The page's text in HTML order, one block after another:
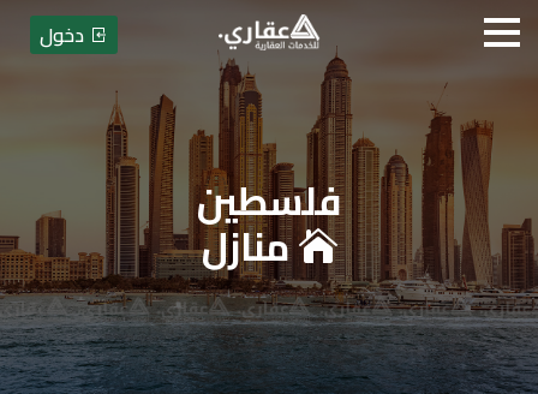
عقاري للخدمات العقارية -
فلسطين
منازل
دخول